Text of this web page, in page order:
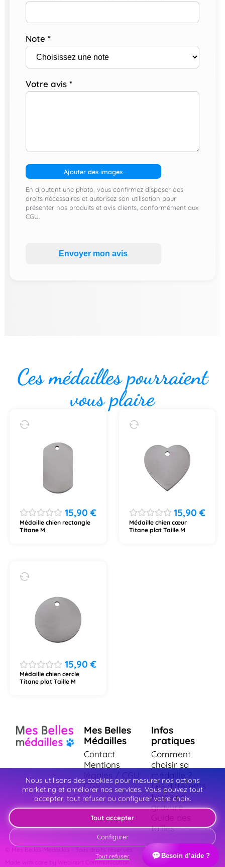
Note *
Votre avis *
Ajouter des images
En ajoutant une photo, vous confirmez disposer des
droits nécessaires et autorisez son utilisation pour
présenter nos produits et avis clients, conformément aux
CGU.
Envoyer mon avis
Ces médailles pourraient
vous plaire
15,90 €
Médaille chien rectangle
Titane M
15,90€
Médaille chien cœur
Titane plat Taille M
15,90 €
Médaille chien cercle
Titane plat Taille M
Mes Belles
Médailles
Contact
Mentions
légales / CGU
CGV
Infos
pratiques
Comment
choisir sa
médaille ?
Les différents
types de
gravure
Guide des
tailles
© Mes Belles Medailles - Tous droits réservés
Made with care by Webinart Communication
Besoin d’aide ?
Nous utilisons des cookies pour mesurer nos actions
marketing et améliorer nos services. Vous pouvez tout
accepter, tout refuser ou configurer votre choix.
Tout accepter
Configurer
Tout refuser